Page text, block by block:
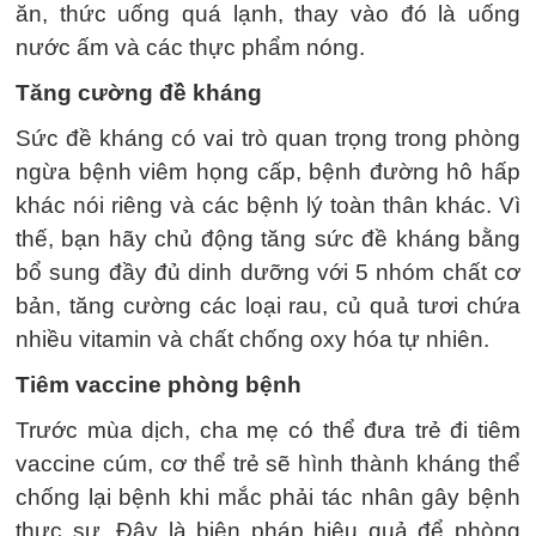
ăn, thức uống quá lạnh, thay vào đó là uống
nước ấm và các thực phẩm nóng.
Tăng cường đề kháng
Sức đề kháng có vai trò quan trọng trong phòng
ngừa bệnh viêm họng cấp, bệnh đường hô hấp
khác nói riêng và các bệnh lý toàn thân khác. Vì
thế, bạn hãy chủ động tăng sức đề kháng bằng
bổ sung đầy đủ dinh dưỡng với 5 nhóm chất cơ
bản, tăng cường các loại rau, củ quả tươi chứa
nhiều vitamin và chất chống oxy hóa tự nhiên.
Tiêm vaccine phòng bệnh
Trước mùa dịch, cha mẹ có thể đưa trẻ đi tiêm
vaccine cúm, cơ thể trẻ sẽ hình thành kháng thể
chống lại bệnh khi mắc phải tác nhân gây bệnh
thực sự. Đây là biện pháp hiệu quả để phòng